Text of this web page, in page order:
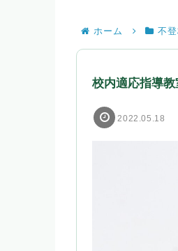
ホーム 不
校内適応指導
2022.05.18